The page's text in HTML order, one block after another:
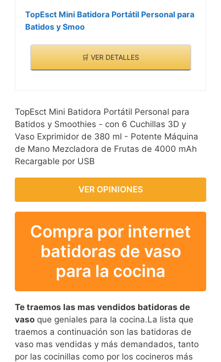
TopEsct Mini Batidora Portátil Personal para
Batidos y Smoo
🛒 VER DETALLES
TopEsct Mini Batidora Portátil Personal para
Batidos y Smoothies - con 6 Cuchillas 3D y
Vaso Exprimidor de 380 ml - Potente Máquina
de Mano Mezcladora de Frutas de 4000 mAh
Recargable por USB
VER OPINIONES
Compra por internet
batidoras de vaso
para la cocina
Te traemos las mas vendidos batidoras de
vaso que geniales para la cocina.La lista que
traemos a continuación son las batidoras de
vaso mas vendidas y más demandados, tanto
por las cocinillas como por los cocineros más